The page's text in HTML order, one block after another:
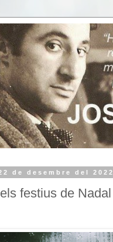
de desembre del 2022
festius de Nadal